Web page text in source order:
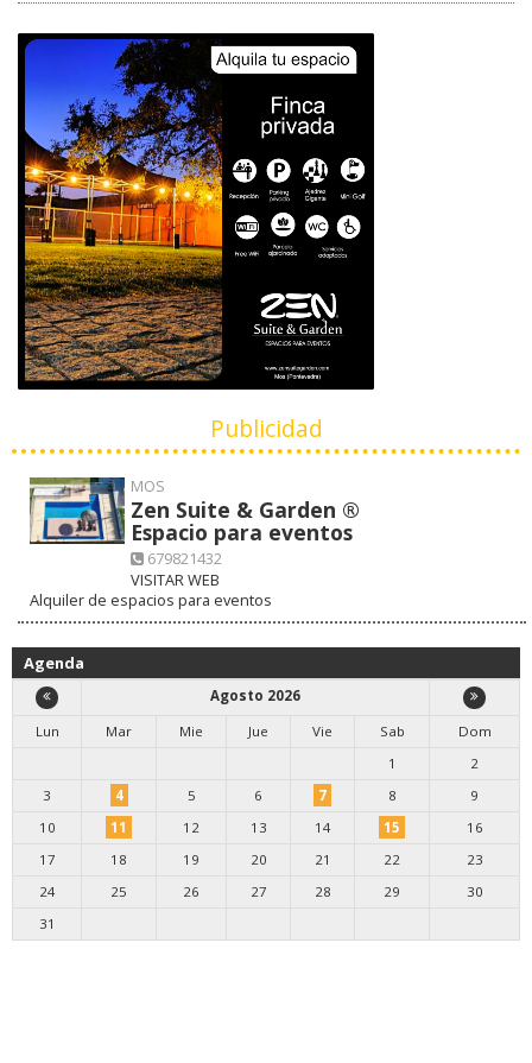
Publicidad
MOS
Zen Suite & Garden ®
Espacio para eventos
679821432
VISITAR WEB
Alquiler de espacios para eventos
Agenda
Agosto 2026
Lun
Mar Mie Jue Vie Sab
Dom
1
2
3
4 5 6 7 8
9
10
11 12 13 14 15
16
17
18 19 20 21 22
23
24
25 26 27 28 29
30
31